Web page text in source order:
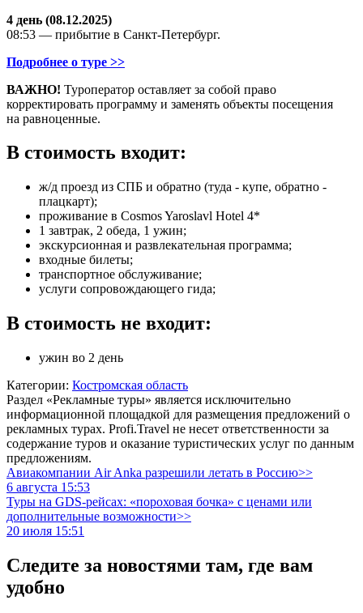
4 день (08.12.2025)
08:53 — прибытие в Санкт-Петербург.
Подробнее о туре >>
ВАЖНО! Туроператор оставляет за собой право
корректировать программу и заменять объекты посещения
на равноценные.
В стоимость входит:
ж/д проезд из СПБ и обратно (туда - купе, обратно -
плацкарт);
проживание в Cosmos Yaroslavl Hotel 4*
1 завтрак, 2 обеда, 1 ужин;
экскурсионная и развлекательная программа;
входные билеты;
транспортное обслуживание;
услуги сопровождающего гида;
В стоимость не входит:
ужин во 2 день
Категории: Костромская область
Раздел «Рекламные туры» является исключительно
информационной площадкой для размещения предложений о
рекламных турах. Profi.Travel не несет ответственности за
содержание туров и оказание туристических услуг по данным
предложениям.
Авиакомпании Air Anka разрешили летать в Россию>>
6 августа 15:53
Туры на GDS-рейсах: «пороховая бочка» с ценами или
дополнительные возможности>>
20 июля 15:51
Следите за новостями там, где вам
удобно